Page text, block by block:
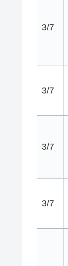
3/7
3/7
3/7
3/7